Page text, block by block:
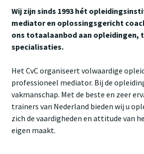
Wij zijn sinds 1993 hét
mediator en oplossingsgericht
ons totaalaanbod aan opleidingen,
specialisaties.
Het CvC organiseert volwaardige
professioneel mediator. Bij de
vakmanschap. Met de beste en zeer
trainers van Nederland bieden wij u
zich de vaardigheden en attitude van
eigen maakt.